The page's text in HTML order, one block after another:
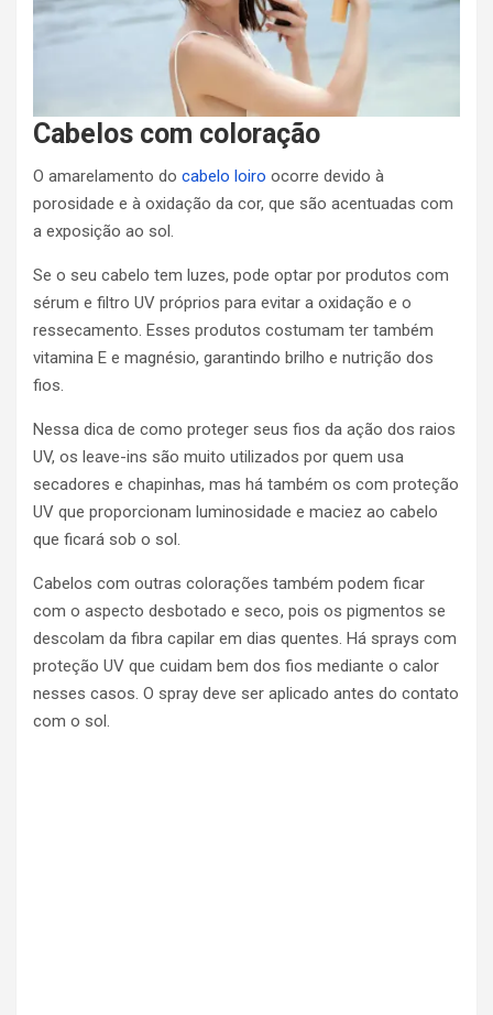
Cabelos com coloração
O amarelamento do cabelo loiro ocorre devido à
porosidade e à oxidação da cor, que são acentuadas com
a exposição ao sol.
Se o seu cabelo tem luzes, pode optar por produtos com
sérum e filtro UV próprios para evitar a oxidação e o
ressecamento. Esses produtos costumam ter também
vitamina E e magnésio, garantindo brilho e nutrição dos
fios.
Nessa dica de como proteger seus fios da ação dos raios
UV, os leave-ins são muito utilizados por quem usa
secadores e chapinhas, mas há também os com proteção
UV que proporcionam luminosidade e maciez ao cabelo
que ficará sob o sol.
Cabelos com outras colorações também podem ficar
com o aspecto desbotado e seco, pois os pigmentos se
descolam da fibra capilar em dias quentes. Há sprays com
proteção UV que cuidam bem dos fios mediante o calor
nesses casos. O spray deve ser aplicado antes do contato
com o sol.